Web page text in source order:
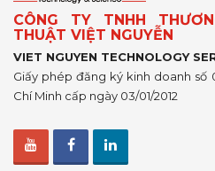
CÔNG TY TNHH
THUẬT VIỆT NGUYỄN
VIET NGUYEN TECHNOLOGY
Giấy phép đăng ký kinh doanh số
Chí Minh cấp ngày 03/01/2012